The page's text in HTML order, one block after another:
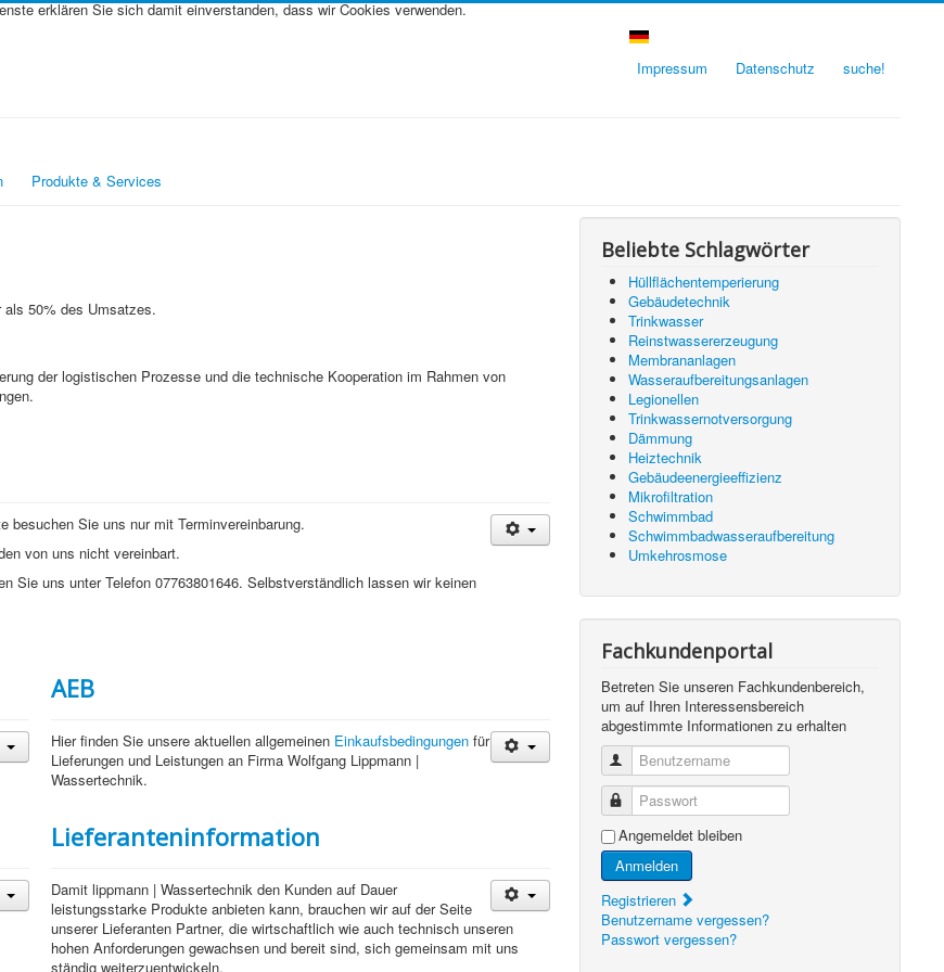
Impressum Datenschutz suche!
Produkte & Services
als 50% des Umsatzes.
der logistischen Prozesse und die technische Kooperation im Rahmen von
besuchen Sie uns nur mit Terminvereinbarung.
von uns nicht vereinbart.
Sie uns unter Telefon 07763801646. Selbstverständlich lassen wir keinen
AEB
Hier finden Sie unsere aktuellen allgemeinen Einkaufsbedingungenfür
Lieferungen und Leistungen an Firma Wolfgang Lippmann |
Wassertechnik.
Lieferanteninformation
Damit lippmann | Wassertechnik den Kunden auf Dauer
leistungsstarke Produkte anbieten kann, brauchen wir auf der Seite
unserer Lieferanten Partner, die wirtschaftlich wie auch technisch unseren
hohen Anforderungen gewachsen und bereit sind, sich gemeinsam mit uns
ständig weiterzuentwickeln.
Beliebte Schlagwörter
Hüllflächentemperierung
Gebäudetechnik
Trinkwasser
Reinstwassererzeugung
Membrananlagen
Wasseraufbereitungsanlagen
Legionellen
Trinkwassernotversorgung
Dämmung
Heiztechnik
Gebäudeenergieeffizienz
Mikrofiltration
Schwimmbad
Schwimmbadwasseraufbereitung
Umkehrosmose
Fachkundenportal
Betreten Sie unseren Fachkundenbereich,
um auf Ihren Interessensbereich
abgestimmte Informationen zu erhalten
Benutzername
Passwort
Angemeldet bleiben
Anmelden
Registrieren
Benutzername vergessen?
Passwort vergessen?
erklären Sie sich damit einverstanden, dass wir Cookies verwenden.